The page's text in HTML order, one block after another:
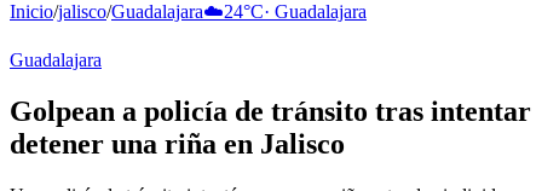
Inicio/jalisco/Guadalajara☁️24°C· Guadalajara
Guadalajara
Golpean a policía de tránsito tras intentar
detener una riña en Jalisco